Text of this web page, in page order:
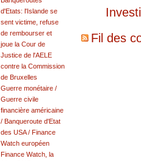
Fil des
d'Etats: l'Islande se
sent victime, refuse
de rembourser et
joue la Cour de
Justice de l'AELE
contre la Commission
de Bruxelles
Guerre monétaire /
Guerre civile
financière américaine
/ Banqueroute d'Etat
des USA / Finance
Watch européen
Finance Watch, la